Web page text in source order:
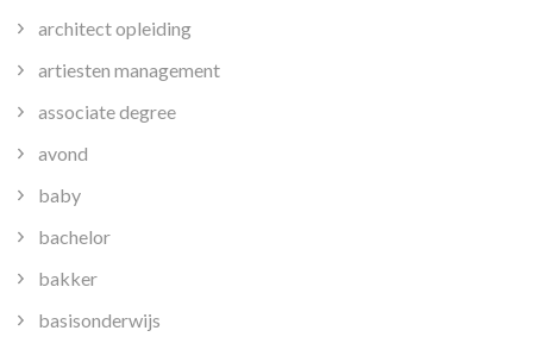
architect opleiding
artiesten management
associate degree
avond
baby
bachelor
bakker
basisonderwijs